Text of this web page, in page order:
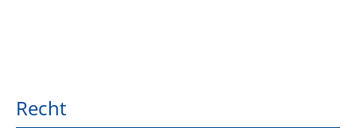
Recht